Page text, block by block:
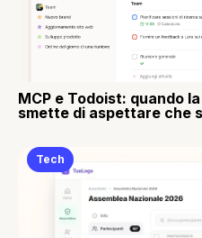
MCP e Todoist: quando
smette di aspettare che
Tech